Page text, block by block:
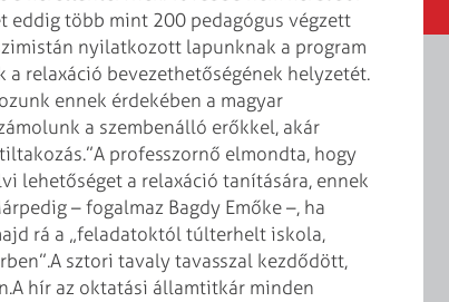
eddig több mint 200 pedagógus végzett
nyilatkozott lapunknak a program
relaxáció bevezethetőségének helyzetét.
ennek érdekében a magyar
a szembenálló erőkkel, akár
A professzornő elmondta, hogy
lehetőséget a relaxáció tanítására, ennek
– fogalmaz Bagdy Emőke –, ha
rá a „feladatoktól túlterhelt iskola,
A sztori tavaly tavasszal kezdődött,
A hír az oktatási államtitkár minden